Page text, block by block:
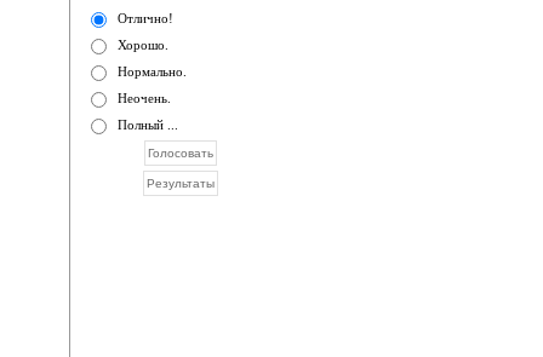
Отлично!
Хорошо.
Нормально.
Неочень.
Полный ...